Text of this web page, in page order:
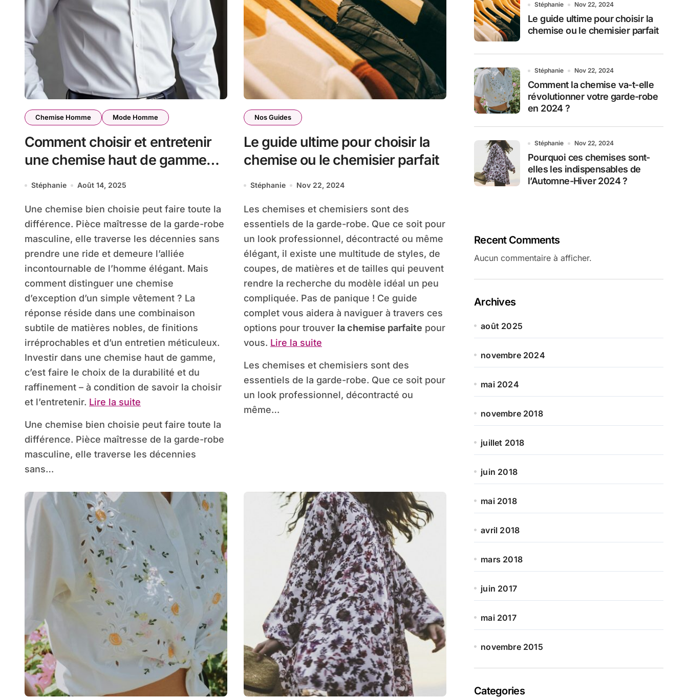
Chemise Homme Mode Homme
Comment choisir et entretenir
une chemise haut de gamme
pour homme ?
Stéphanie Août 14, 2025
Une chemise bien choisie peut faire toute la
différence. Pièce maîtresse de la garde-robe
masculine, elle traverse les décennies sans
prendre une ride et demeure l’alliée
incontournable de l’homme élégant. Mais
comment distinguer une chemise
d’exception d’un simple vêtement ? La
réponse réside dans une combinaison
subtile de matières nobles, de finitions
irréprochables et d’un entretien méticuleux.
Investir dans une chemise haut de gamme,
c’est faire le choix de la durabilité et du
raffinement – à condition de savoir la choisir
et l’entretenir. Lire la suite
Une chemise bien choisie peut faire toute la
différence. Pièce maîtresse de la garde-robe
masculine, elle traverse les décennies
sans…
Nos Guides
Le guide ultime pour choisir la
chemise ou le chemisier parfait
Stéphanie Nov 22, 2024
Les chemises et chemisiers sont des
essentiels de la garde-robe. Que ce soit pour
un look professionnel, décontracté ou même
élégant, il existe une multitude de styles, de
coupes, de matières et de tailles qui peuvent
rendre la recherche du modèle idéal un peu
compliquée. Pas de panique ! Ce guide
complet vous aidera à naviguer à travers ces
options pour trouver la chemise parfaite pour
vous. Lire la suite
Les chemises et chemisiers sont des
essentiels de la garde-robe. Que ce soit pour
un look professionnel, décontracté ou
même…
Stéphanie Nov 22, 2024
Le guide ultime pour choisir la
chemise ou le chemisier parfait
Stéphanie Nov 22, 2024
Comment la chemise va-t-elle
révolutionner votre garde-robe
en 2024 ?
Stéphanie Nov 22, 2024
Pourquoi ces chemises sont-
elles les indispensables de
l’Automne-Hiver 2024 ?
Recent Comments
Aucun commentaire à afficher.
Archives
août 2025
novembre 2024
mai 2024
novembre 2018
juillet 2018
juin 2018
mai 2018
avril 2018
mars 2018
juin 2017
mai 2017
novembre 2015
Categories